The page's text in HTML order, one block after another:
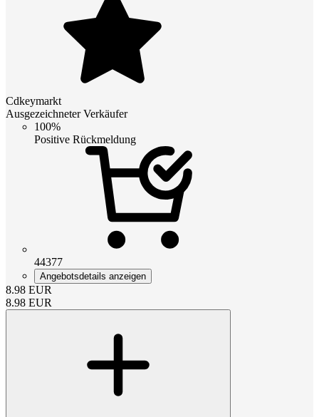
Cdkeymarkt
Ausgezeichneter Verkäufer
100%
Positive Rückmeldung
44377
Angebotsdetails anzeigen
8.98 EUR
8.98 EUR